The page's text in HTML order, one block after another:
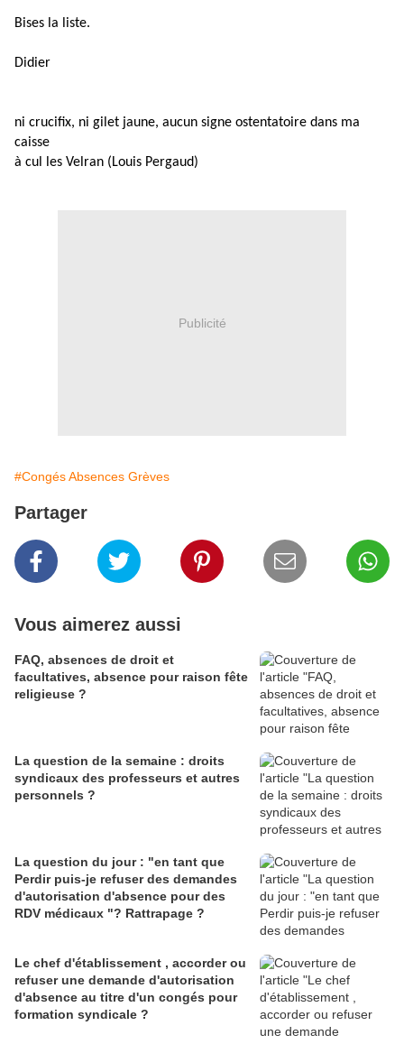
Bises la liste.
Didier
ni crucifix, ni gilet jaune, aucun signe ostentatoire dans ma
caisse
à cul les Velran (Louis Pergaud)
Publicité
#Congés Absences Grèves
Partager
Vous aimerez aussi
FAQ, absences de droit et
facultatives, absence pour raison fête
religieuse ?
La question de la semaine : droits
syndicaux des professeurs et autres
personnels ?
La question du jour : "en tant que
Perdir puis-je refuser des demandes
d'autorisation d'absence pour des
RDV médicaux "? Rattrapage ?
Le chef d'établissement , accorder ou
refuser une demande d'autorisation
d'absence au titre d'un congés pour
formation syndicale ?